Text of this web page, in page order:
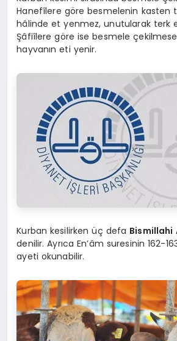
Hanefîlere göre besmelenin kasten
hâlinde et yenmez, unutularak terk
Şâfiîlere göre ise besmele
hayvanın eti yenir.
Kurban kesilirken üç defa Bismillahi
denilir. Ayrıca En’âm suresinin 162-
ayeti okunabilir.